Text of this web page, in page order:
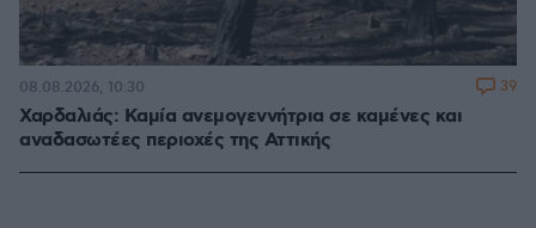
Χαρδαλιάς: Καμία ανεμογεννήτρια σε καμένες και
αναδασωτέες περιοχές της Αττικής
08.08.2026, 10:30 39